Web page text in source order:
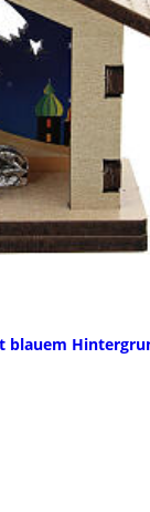
blauem